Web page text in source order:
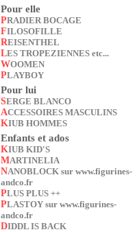
Pour elle
PRADIER BOCAGE
FILOSOFILLE
REISENTHEL
LES TROPEZIENNES etc...
WOOMEN
PLAYBOY
Pour lui
SERGE BLANCO
ACCESSOIRES MASCULINS
KIUB HOMMES
Enfants et ados
KIUB KID'S
MARTINELIA
NANOBLOCK sur www.figurines-
andco.fr
PLUS PLUS ++
PLASTOY sur www.figurines-
andco.fr
DIDDL IS BACK